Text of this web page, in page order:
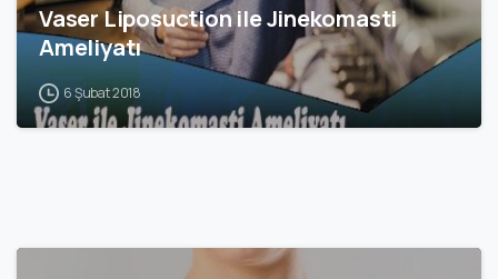
Vaser Liposuction ile Jinekomasti
Ameliyatı
6 Şubat 2018